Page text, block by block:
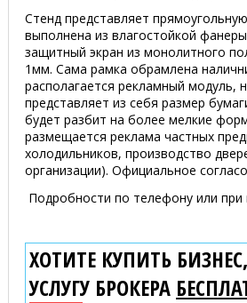
Стенд представляет
выполнена из влагостойкой
защитный экран из монолитного
1мм. Сама рамка обрамлена
располагается рекламный модуль,
представляет из себя размер
будет разбит на более мелкие
размещается реклама частных
холодильников, производство
организации). Официальное
Подробности по телефону или при
ХОТИТЕ КУПИТЬ
УСЛУГУ БРОКЕРА